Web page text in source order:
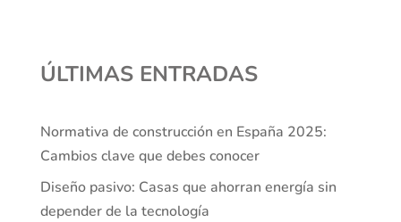
ÚLTIMAS ENTRADAS
Normativa de construcción en España 2025:
Cambios clave que debes conocer
Diseño pasivo: Casas que ahorran energía sin
depender de la tecnología